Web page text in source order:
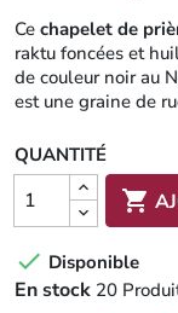
Ce chapelet de
raktu foncées et
de couleur noir au
est une graine de
QUANTITÉ

 Disponible
En stock 20